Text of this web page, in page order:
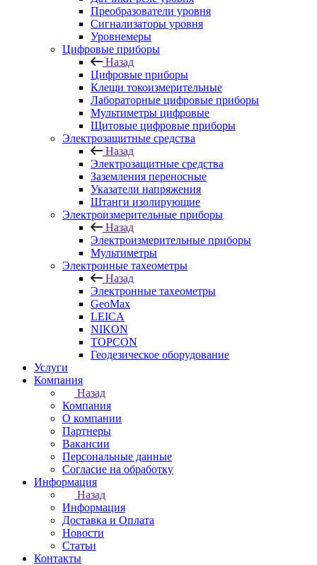
Преобразователи уровня
Сигнализаторы уровня
Уровнемеры
Цифровые приборы
Назад
Цифровые приборы
Клещи токоизмерительные
Лабораторные цифровые приборы
Мультиметры цифровые
Щитовые цифровые приборы
Электрозащитные средства
Назад
Электрозащитные средства
Заземления переносные
Указатели напряжения
Штанги изолирующие
Электроизмерительные приборы
Назад
Электроизмерительные приборы
Мультиметры
Электронные тахеометры
Назад
Электронные тахеометры
GeoMax
LEICA
NIKON
TOPCON
Геодезическое оборудование
Услуги
Компания
Назад
Компания
О компании
Партнеры
Вакансии
Персональные данные
Согласие на обработку
Информация
Назад
Информация
Доставка и Оплата
Новости
Статьи
Контакты